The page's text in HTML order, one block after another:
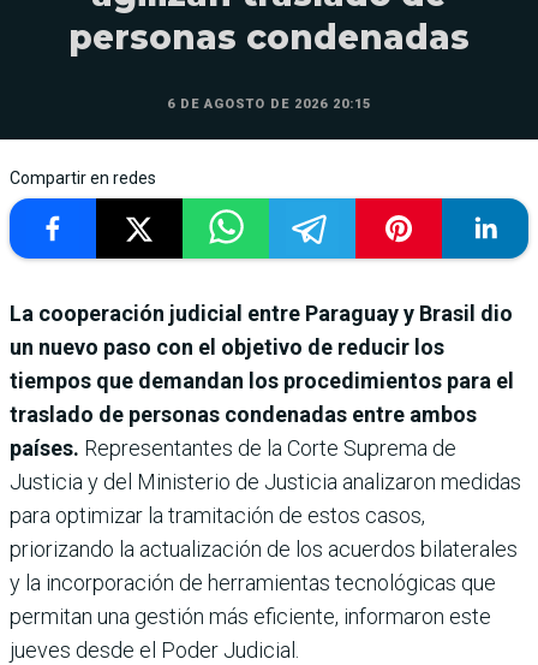
personas condenadas
6 DE AGOSTO DE 2026 20:15
Compartir en redes
La cooperación judicial entre Paraguay y Brasil dio
un nuevo paso con el objetivo de reducir los
tiempos que demandan los procedimientos para el
traslado de personas condenadas entre ambos
países. Representantes de la Corte Suprema de
Justicia y del Ministerio de Justicia analizaron medidas
para optimizar la tramitación de estos casos,
priorizando la actualización de los acuerdos bilaterales
y la incorporación de herramientas tecnológicas que
permitan una gestión más eficiente, informaron este
jueves desde el Poder Judicial.